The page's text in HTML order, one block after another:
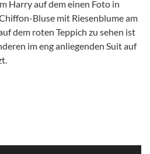
Harry auf dem einen Foto in
Bluse mit Riesenblume am
dem roten Teppich zu sehen ist
im eng anliegenden Suit auf